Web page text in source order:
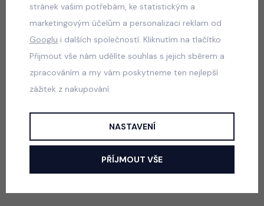
skladem
550 Kč
Teenage set PINK
Jak vybrat správnou velikost?
stránek vašim potřebám, ke statistickým a
marketingovým účelům a personalizaci reklam od
Googlu i dalších společností. Kliknutím na tlačítko
Přijmout vše nám udělíte souhlas s jejich sběrem a
zpracováním a my vám poskytneme ten nejlepší
zážitek z nakupování.
NASTAVENÍ
PŘÍJMOUT VŠE